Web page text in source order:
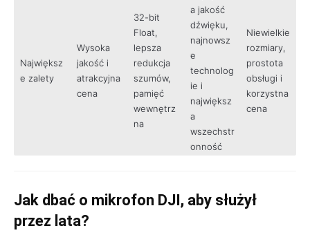
Największ
e zalety
Wysoka
jakość i
atrakcyjna
cena
32-bit
Float,
lepsza
redukcja
szumów,
pamięć
wewnętrz
na
a jakość
dźwięku,
najnowsz
e
technolog
ie i
największ
a
wszechstr
onność
Niewielkie
rozmiary,
prostota
obsługi i
korzystna
cena
Jak dbać o mikrofon DJI, aby służył
przez lata?